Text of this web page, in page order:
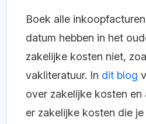
Boek alle
datum hebben in het
zakelijke kosten niet,
vakliteratuur. In dit blog
over zakelijke kosten en
er zakelijke kosten die